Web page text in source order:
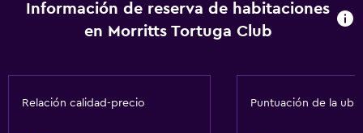
Información de reserva de habitaciones
en Morritts Tortuga Club
Relación calidad-precio Puntuación de la